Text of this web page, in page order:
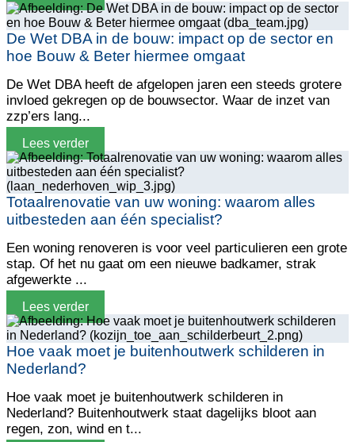
De Wet DBA in de bouw: impact op de sector en
hoe Bouw & Beter hiermee omgaat
De Wet DBA heeft de afgelopen jaren een steeds grotere
invloed gekregen op de bouwsector. Waar de inzet van
zzp’ers lang...
Lees verder
Totaalrenovatie van uw woning: waarom alles
uitbesteden aan één specialist?
Een woning renoveren is voor veel particulieren een grote
stap. Of het nu gaat om een nieuwe badkamer, strak
afgewerkte ...
Lees verder
Hoe vaak moet je buitenhoutwerk schilderen in
Nederland?
Hoe vaak moet je buitenhoutwerk schilderen in
Nederland? Buitenhoutwerk staat dagelijks bloot aan
regen, zon, wind en t...